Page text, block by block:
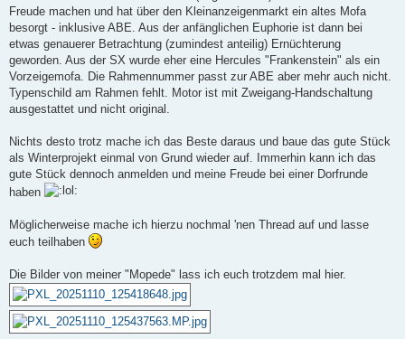
Freude machen und hat über den Kleinanzeigenmarkt ein altes Mofa
besorgt - inklusive ABE. Aus der anfänglichen Euphorie ist dann bei
etwas genauerer Betrachtung (zumindest anteilig) Ernüchterung
geworden. Aus der SX wurde eher eine Hercules "Frankenstein" als ein
Vorzeigemofa. Die Rahmennummer passt zur ABE aber mehr auch nicht.
Typenschild am Rahmen fehlt. Motor ist mit Zweigang-Handschaltung
ausgestattet und nicht original.
Nichts desto trotz mache ich das Beste daraus und baue das gute Stück
als Winterprojekt einmal von Grund wieder auf. Immerhin kann ich das
gute Stück dennoch anmelden und meine Freude bei einer Dorfrunde
haben
Möglicherweise mache ich hierzu nochmal 'nen Thread auf und lasse
euch teilhaben
Die Bilder von meiner "Mopede" lass ich euch trotzdem mal hier.